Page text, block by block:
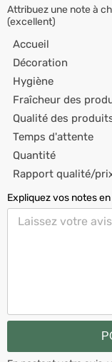
Attribuez une note à
(excellent)
Accueil
Décoration
Hygiène
Fraîcheur des
Qualité des
Temps d'attente
Quantité
Rapport qualité/
Expliquez vos notes